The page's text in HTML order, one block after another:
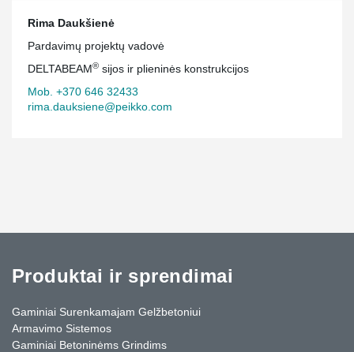
Rima Daukšienė
Pardavimų projektų vadovė
DELTABEAM® sijos ir plieninės konstrukcijos
Mob. +370 646 32433
rima.dauksiene@peikko.com
Produktai ir sprendimai
Gaminiai Surenkamajam Gelžbetoniui
Armavimo Sistemos
Gaminiai Betoninėms Grindims